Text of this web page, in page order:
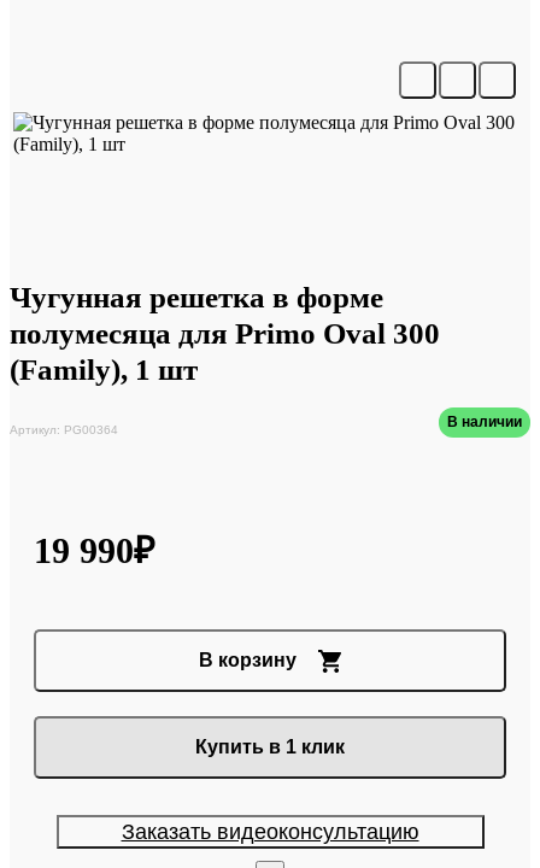
Чугунная решетка в форме
полумесяца для Primo Oval 300
(Family), 1 шт
Артикул: PG00364 В наличии
19 990₽
В корзину
Купить в 1 клик
Заказать видеоконсультацию